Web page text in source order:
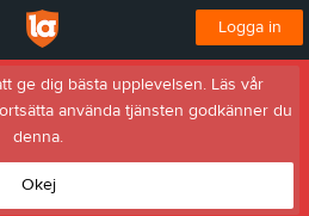
Logga in
ge dig bästa upplevelsen. Läs vår
använda tjänsten godkänner du
denna.
Okej